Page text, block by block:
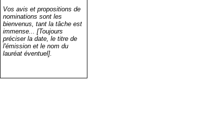
Vos avis et propositions de
nominations sont les
bienvenus, tant la tâche est
immense... [Toujours
préciser la date, le titre de
l'émission et le nom du
lauréat éventuel].